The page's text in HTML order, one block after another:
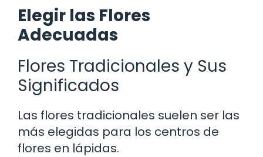
Elegir las Flores
Adecuadas
Flores Tradicionales y Sus
Significados
Las flores tradicionales suelen ser las
más elegidas para los centros de
flores en lápidas.